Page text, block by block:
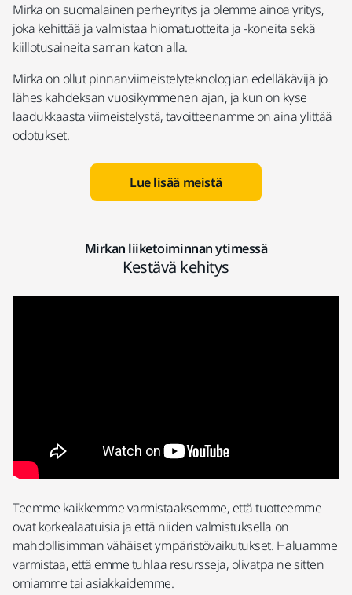
Mirka on suomalainen perheyritys ja olemme ainoa yritys,
joka kehittää ja valmistaa hiomatuotteita ja -koneita sekä
kiillotusaineita saman katon alla.
Mirka on ollut pinnanviimeistelyteknologian edelläkävijä jo
lähes kahdeksan vuosikymmenen ajan, ja kun on kyse
laadukkaasta viimeistelystä, tavoitteenamme on aina ylittää
odotukset.
Lue lisää meistä
Mirkan liiketoiminnan ytimessä
Kestävä kehitys
Teemme kaikkemme varmistaaksemme, että tuotteemme
ovat korkealaatuisia ja että niiden valmistuksella on
mahdollisimman vähäiset ympäristövaikutukset. Haluamme
varmistaa, että emme tuhlaa resursseja, olivatpa ne sitten
omiamme tai asiakkaidemme.